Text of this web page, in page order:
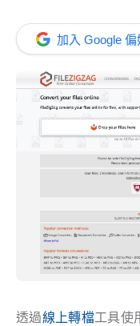
加入 Google
透過線上轉檔工具使